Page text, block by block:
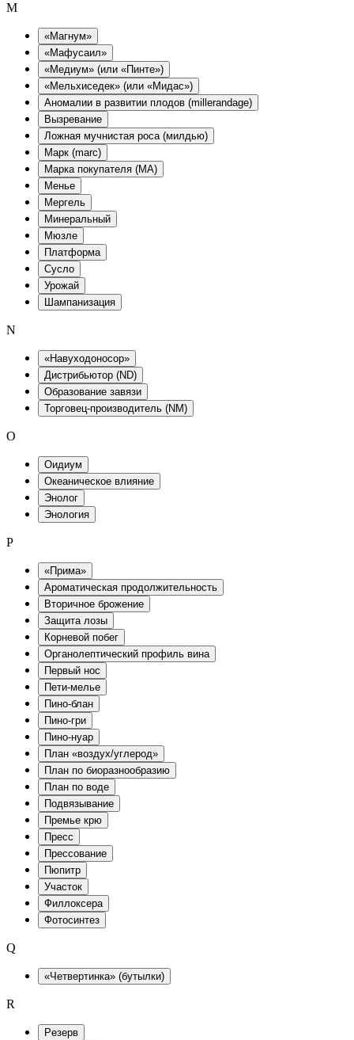
M
«Магнум»
«Мафусаил»
«Медиум» (или «Пинте»)
«Мельхиседек» (или «Мидас»)
Аномалии в развитии плодов (millerandage)
Вызревание
Ложная мучнистая роса (милдью)
Марк (marc)
Марка покупателя (MA)
Менье
Мергель
Минеральный
Мюзле
Платформа
Сусло
Урожай
Шампанизация
N
«Навуходоносор»
Дистрибьютор (ND)
Образование завязи
Торговец-производитель (NM)
O
Оидиум
Океаническое влияние
Энолог
Энология
P
«Прима»
Ароматическая продолжительность
Вторичное брожение
Защита лозы
Корневой побег
Органолептический профиль вина
Первый нос
Пети-мелье
Пино-блан
Пино-гри
Пино-нуар
План «воздух/углерод»
План по биоразнообразию
План по воде
Подвязывание
Премье крю
Пресс
Прессование
Пюпитр
Участок
Филлоксера
Фотосинтез
Q
«Четвертинка» (бутылки)
R
Pезерв